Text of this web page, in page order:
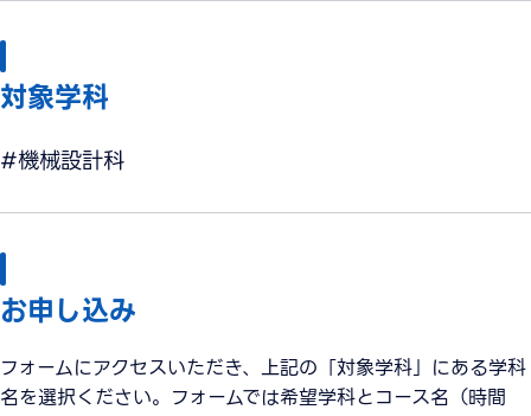
対象学科
#機械設計科
お申し込み
フォームにアクセスいただき、上記の「対象学科」にある学科
名を選択ください。フォームでは希望学科とコース名（時間